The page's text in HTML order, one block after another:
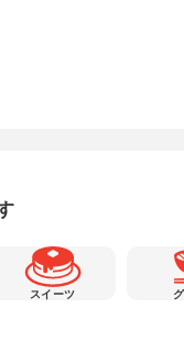
スイーツ